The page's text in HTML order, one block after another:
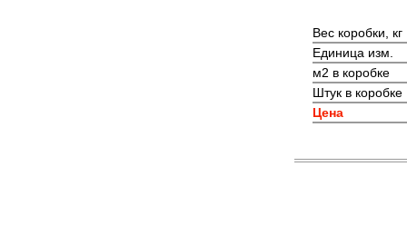
Вес коробки, кг
Единица изм.
м2 в коробке
Штук в коробке
Цена